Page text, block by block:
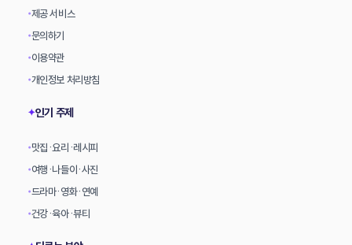
•제공 서비스
•문의하기
•이용약관
•개인정보 처리방침
✦인기 주제
•맛집·요리·레시피
•여행·나들이·사진
•드라마·영화·연예
•건강·육아·뷰티